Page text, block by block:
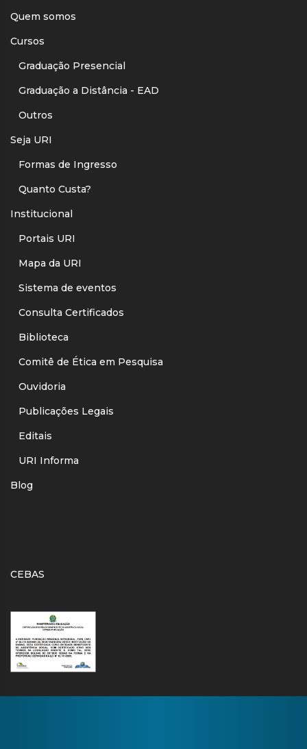
Quem somos
Cursos
Graduação Presencial
Graduação a Distância - EAD
Outros
Seja URI
Formas de Ingresso
Quanto Custa?
Institucional
Portais URI
Mapa da URI
Sistema de eventos
Consulta Certificados
Biblioteca
Comitê de Ética em Pesquisa
Ouvidoria
Publicações Legais
Editais
URI Informa
Blog
CEBAS